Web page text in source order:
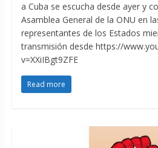
a Cuba se escucha desde ayer y
Asamblea General de la ONU en
representantes de los Estados
transmisión desde https://
v=XXiIBgt9ZFE
Read more